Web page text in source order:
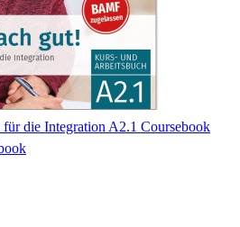
die Integration A2.1 Coursebook